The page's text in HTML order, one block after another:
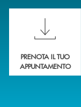
Scopri le
PRENOTA IL TUO
APPUNTAMENTO